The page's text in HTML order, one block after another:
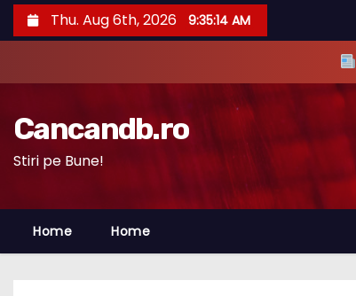
k
p
n
e
Thu. Aug 6th, 2026 9:35:15 AM
Cancandb.ro
Stiri pe Bune!
Home Home